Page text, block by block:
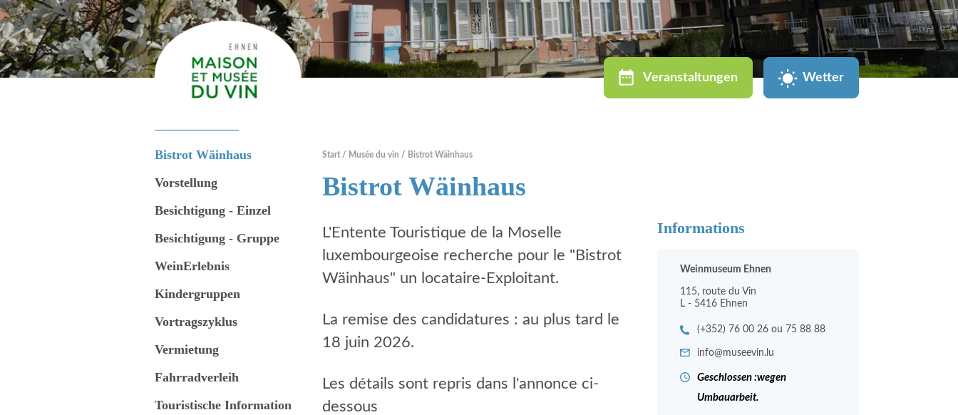
Veranstaltungen Wetter
Bistrot Wäinhaus
Vorstellung
Besichtigung - Einzel
Besichtigung - Gruppe
WeinErlebnis
Kindergruppen
Vortragszyklus
Vermietung
Fahrradverleih
Touristische Information
Start Musée du vin Bistrot Wäinhaus
Bistrot Wäinhaus
L'Entente Touristique de la Moselle
luxembourgeoise recherche pour le "Bistrot
Wäinhaus" un locataire-Exploitant.
La remise des candidatures : au plus tard le
18 juin 2026.
Les détails sont repris dans l'annonce ci-
dessous
Informations
Weinmuseum Ehnen
115, route du Vin
L - 5416 Ehnen
(+352) 76 00 26 ou 75 88 88
info@museevin.lu
Geschlossen :wegen
Umbauarbeit.